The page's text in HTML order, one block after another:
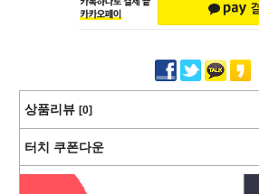
상품리뷰 [0]
터치 쿠폰다운